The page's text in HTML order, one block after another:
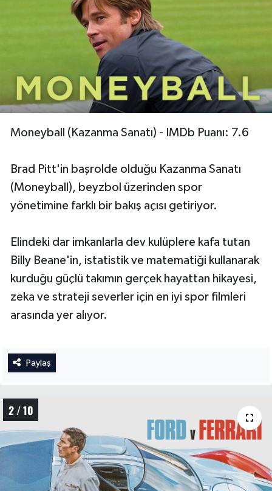
Moneyball (Kazanma Sanatı) - IMDb Puanı: 7.6
Brad Pitt'in başrolde olduğu Kazanma Sanatı
(Moneyball), beyzbol üzerinden spor
yönetimine farklı bir bakış açısı getiriyor.
Elindeki dar imkanlarla dev kulüplere kafa tutan
Billy Beane'in, istatistik ve matematiği kullanarak
kurduğu güçlü takımın gerçek hayattan hikayesi,
zeka ve strateji severler için en iyi spor filmleri
arasında yer alıyor.
Paylaş
2 / 10
Diğer Basketbol Ligleri
Hentbol
At Yarışı
Boks
Halter
Motor Sporları
Su Sporları